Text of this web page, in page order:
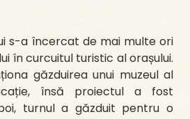
s-a încercat de mai multe ori
în curcuitul turistic al orașului.
găzduirea unui muzeul al
însă proiectul a fost
turnul a găzduit pentru o